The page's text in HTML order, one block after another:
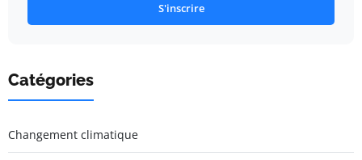
S'inscrire
Catégories
Changement climatique